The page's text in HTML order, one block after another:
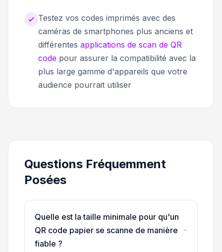
Testez vos codes imprimés avec des
caméras de smartphones plus anciens et
différentes applications de scan de QR
code pour assurer la compatibilité avec la
plus large gamme d'appareils que votre
audience pourrait utiliser
Questions Fréquemment
Posées
Quelle est la taille minimale pour qu'un
QR code papier se scanne de manière
fiable ?